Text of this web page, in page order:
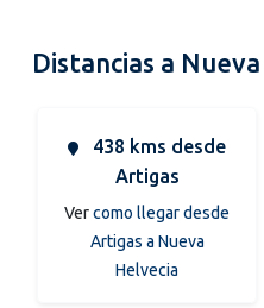
Distancias a
438 kms desde
Artigas
Vercomo llegar desde
Artigas a Nueva
Helvecia